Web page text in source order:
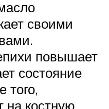
своими
повышает
состояние
того,
на костную